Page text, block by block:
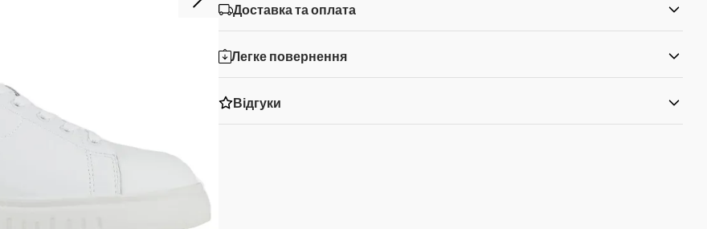
Доставка та оплата
Легке повернення
Відгуки